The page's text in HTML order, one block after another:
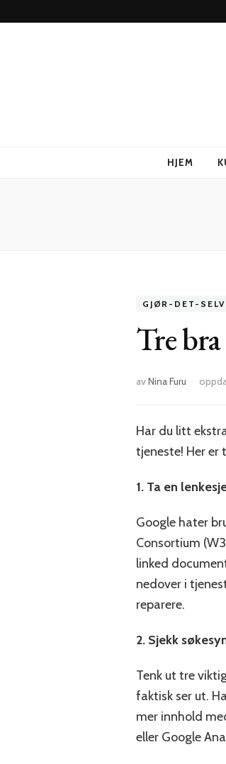
HJEM
GJØR-DET-SELV
Tre
avNina Furu
Har du litt
tjeneste! Her er
1. Ta en
Google hater
Consortium
linked
nedover i
reparere.
2. Sjekk
Tenk ut tre
faktisk ser ut.
mer innhold
eller Google